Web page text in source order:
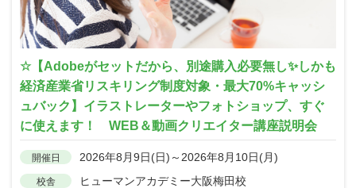
☆【Adobeがセットだから、別途購入必要無し✨しかも
経済産業省リスキリング制度対象・最大70%キャッシ
ュバック】イラストレーターやフォトショップ、すぐ
に使えます！ WEB＆動画クリエイター講座説明会
開催日 2026年8月9日(日)～2026年8月10日(月)
校舎 ヒューマンアカデミー大阪梅田校